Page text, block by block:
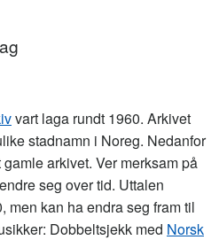
vart laga rundt 1960. Arkivet
stadnamn i Noreg. Nedanfor
arkivet. Ver merksam på
seg over tid. Uttalen
men kan ha endra seg fram til
Dobbeltsjekk med Norsk